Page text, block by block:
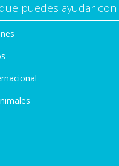
puedes ayudar con